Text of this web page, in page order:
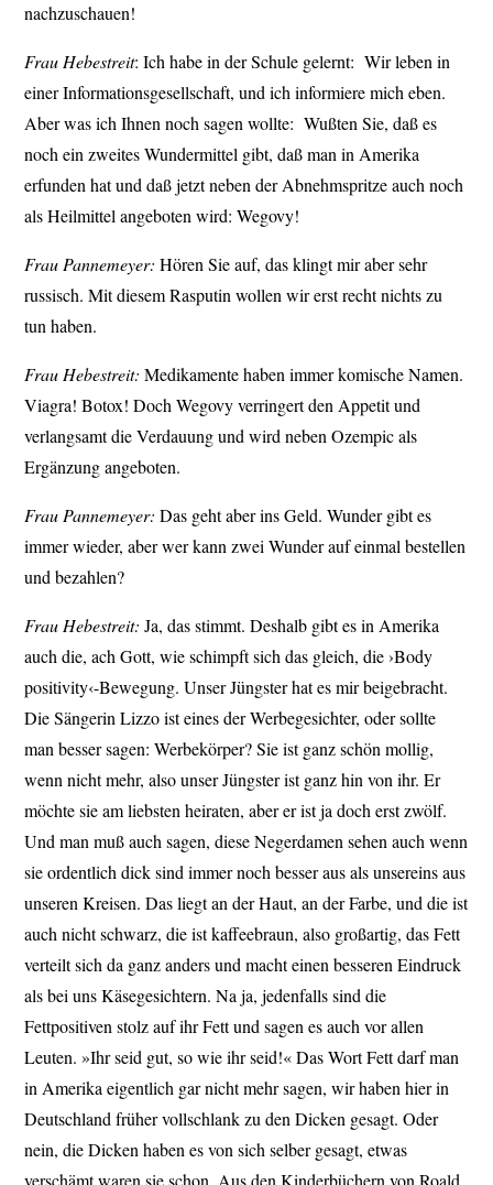
nachzuschauen!
Frau Hebestreit: Ich habe in der Schule gelernt: Wir leben in
einer Informationsgesellschaft, und ich informiere mich eben.
Aber was ich Ihnen noch sagen wollte: Wußten Sie, daß es
noch ein zweites Wundermittel gibt, daß man in Amerika
erfunden hat und daß jetzt neben der Abnehmspritze auch noch
als Heilmittel angeboten wird: Wegovy!
Frau Pannemeyer: Hören Sie auf, das klingt mir aber sehr
russisch. Mit diesem Rasputin wollen wir erst recht nichts zu
tun haben.
Frau Hebestreit: Medikamente haben immer komische Namen.
Viagra! Botox! Doch Wegovy verringert den Appetit und
verlangsamt die Verdauung und wird neben Ozempic als
Ergänzung angeboten.
Frau Pannemeyer:Das geht aber ins Geld. Wunder gibt es
immer wieder, aber wer kann zwei Wunder auf einmal bestellen
und bezahlen?
Frau Hebestreit:Ja, das stimmt. Deshalb gibt es in Amerika
auch die, ach Gott, wie schimpft sich das gleich, die ›Body
positivity‹-Bewegung. Unser Jüngster hat es mir beigebracht.
Die Sängerin Lizzo ist eines der Werbegesichter, oder sollte
man besser sagen: Werbekörper? Sie ist ganz schön mollig,
wenn nicht mehr, also unser Jüngster ist ganz hin von ihr. Er
möchte sie am liebsten heiraten, aber er ist ja doch erst zwölf.
Und man muß auch sagen, diese Negerdamen sehen auch wenn
sie ordentlich dick sind immer noch besser aus als unsereins aus
unseren Kreisen. Das liegt an der Haut, an der Farbe, und die ist
auch nicht schwarz, die ist kaffeebraun, also großartig, das Fett
verteilt sich da ganz anders und macht einen besseren Eindruck
als bei uns Käsegesichtern. Na ja, jedenfalls sind die
Fettpositiven stolz auf ihr Fett und sagen es auch vor allen
Leuten. »Ihr seid gut, so wie ihr seid!« Das Wort Fett darf man
in Amerika eigentlich gar nicht mehr sagen, wir haben hier in
Deutschland früher vollschlank zu den Dicken gesagt. Oder
nein, die Dicken haben es von sich selber gesagt, etwas
verschämt waren sie schon. Aus den Kinderbüchern von Roald